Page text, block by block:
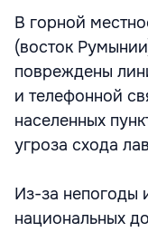
В горной
(восток
повреждены
и телефонной
населенных
угроза схода
Из-за непогоды
национальных